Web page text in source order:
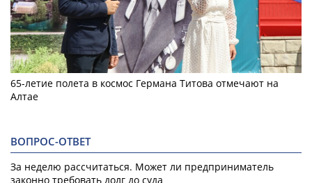
65-летие полета в космос Германа Титова отмечают на
Алтае
ВОПРОС-ОТВЕТ
За неделю рассчитаться. Может ли предприниматель
законно требовать долг до суда